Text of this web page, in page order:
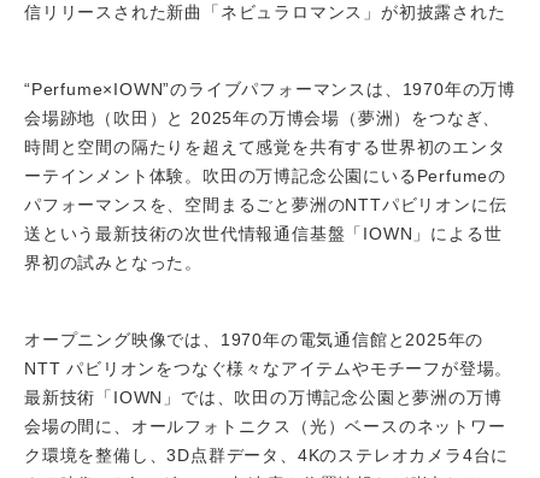
信リリースされた新曲「ネビュラロマンス」が初披露された
“Perfume×IOWN”のライブパフォーマンスは、1970年の万博
会場跡地（吹田）と 2025年の万博会場（夢洲）をつなぎ、
時間と空間の隔たりを超えて感覚を共有する世界初のエンタ
ーテインメント体験。吹田の万博記念公園にいるPerfumeの
パフォーマンスを、空間まるごと夢洲のNTTパビリオンに伝
送という最新技術の次世代情報通信基盤「IOWN」による世
界初の試みとなった。
オープニング映像では、1970年の電気通信館と2025年の
NTT パビリオンをつなぐ様々なアイテムやモチーフが登場。
最新技術「IOWN」では、吹田の万博記念公園と夢洲の万博
会場の間に、オールフォトニクス（光）ベースのネットワー
ク環境を整備し、3D点群データ、4Kのステレオカメラ4台に